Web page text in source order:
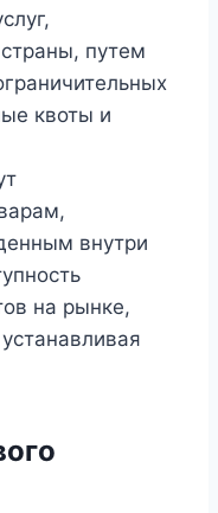
путем
квоты и
внутри
на рынке,